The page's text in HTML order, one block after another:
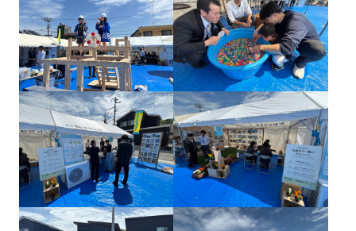
ア
フ
タ
ー
フ
ォ
ロ
ー
と
充
実
香
川
モ
デ
ル
ハ
ウ
ス